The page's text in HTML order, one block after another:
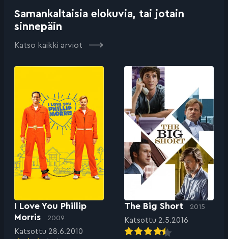
Samankaltaisia elokuvia, tai jotain
sinnepäin
Katso kaikki arviot
I Love You Phillip
Morris
2009
Katsottu 28.6.2010
The Big Short 2015
Katsottu 2.5.2016